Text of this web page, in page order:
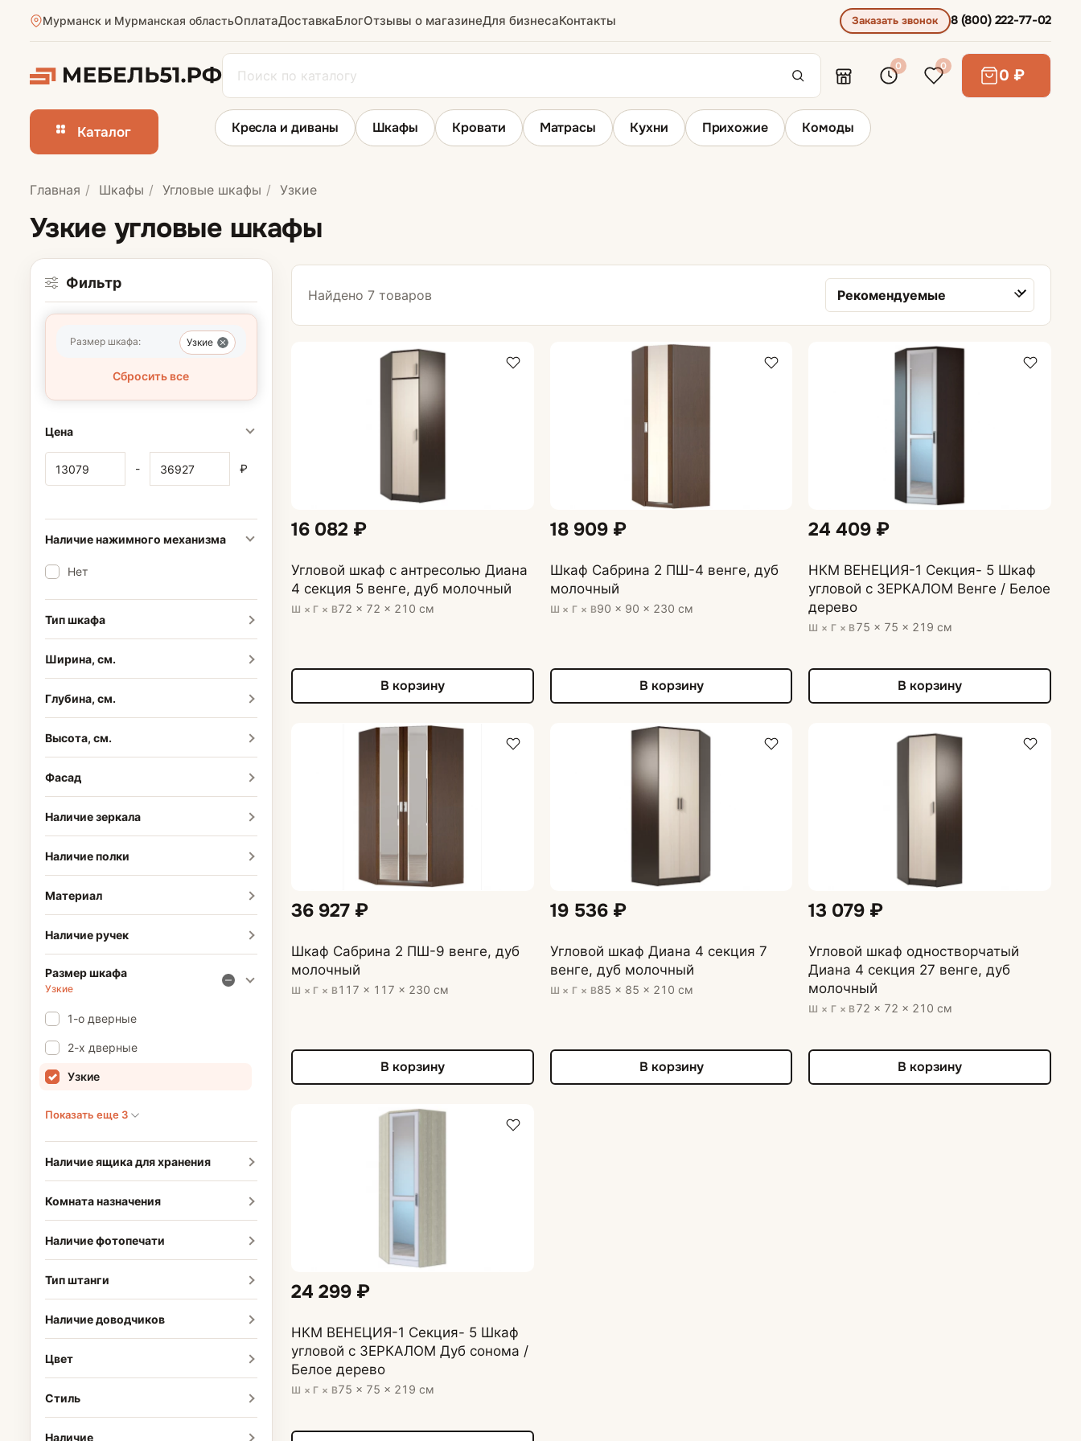
Мурманск и Мурманская областьОплатаДоставкаБлогОтзывы о магазинеДля бизнесаКонтакты Заказать звонок 8 (800) 222-77-02
0 0 0 ₽
Каталог
Шкафы на заказ
Кресла и диваны Шкафы Кровати Матрасы Кухни Прихожие Комоды
Главная Шкафы Угловые шкафы Узкие
Узкие угловые шкафы
Фильтр
Размер шкафа: Узкие
Сбросить все
Цена
- ₽
Наличие нажимного механизма
Нет
Тип шкафа
Ширина, см.
Глубина, см.
Высота, см.
Фасад
Наличие зеркала
Наличие полки
Материал
Наличие ручек
Узкие
Размер шкафа
1-о дверные
2-х дверные
Узкие
Показать еще 3
Наличие ящика для хранения
Комната назначения
Наличие фотопечати
Тип штанги
Наличие доводчиков
Цвет
Стиль
Наличие
Найдено 7 товаров
Сортировка товаров
16 082 ₽
Угловой шкаф с антресолью Диана
4 секция 5 венге, дуб молочный
Ш × Г × В72 × 72 × 210 см
В корзину
18 909 ₽
Шкаф Сабрина 2 ПШ-4 венге, дуб
молочный
Ш × Г × В90 × 90 × 230 см
В корзину
24 409 ₽
НКМ ВЕНЕЦИЯ-1 Секция- 5 Шкаф
угловой с ЗЕРКАЛОМ Венге / Белое
дерево
Ш × Г × В75 × 75 × 219 см
В корзину
36 927 ₽
Шкаф Сабрина 2 ПШ-9 венге, дуб
молочный
Ш × Г × В117 × 117 × 230 см
В корзину
19 536 ₽
Угловой шкаф Диана 4 секция 7
венге, дуб молочный
Ш × Г × В85 × 85 × 210 см
В корзину
13 079 ₽
Угловой шкаф одностворчатый
Диана 4 секция 27 венге, дуб
молочный
Ш × Г × В72 × 72 × 210 см
В корзину
24 299 ₽
НКМ ВЕНЕЦИЯ-1 Секция- 5 Шкаф
угловой с ЗЕРКАЛОМ Дуб сонома /
Белое дерево
Ш × Г × В75 × 75 × 219 см